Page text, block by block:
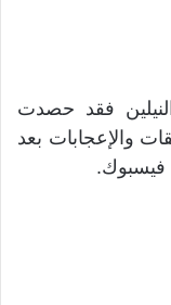
فقد حصدت
والإعجابات بعد